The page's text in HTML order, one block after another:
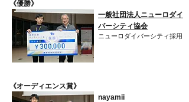
​《優勝》
一般社団法人ニューロダイ
バーシティ協会
ニューロダイバーシティ採用
​《オーディエンス賞》
nayamii